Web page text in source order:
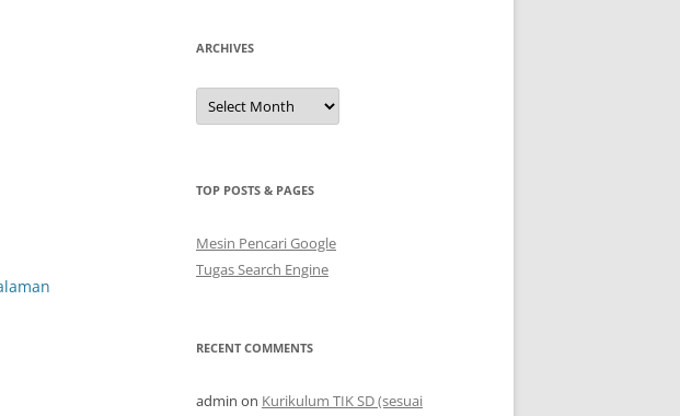
ARCHIVES
Archives
TOP POSTS & PAGES
Mesin Pencari Google
Tugas Search Engine
RECENT COMMENTS
admin on Kurikulum TIK SD (sesuai